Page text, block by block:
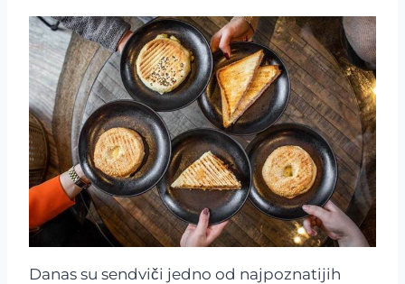
Danas su sendviči jedno od najpoznatijih